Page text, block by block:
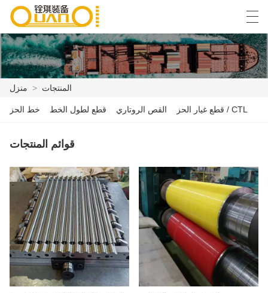
منزل
المنتجات
أخبار
مصنع العرض
الاتصال بنا
معلومات عنا
العربية বাংলা ভাষার English Español
منزل > المنتجات
خط الحز قطع لطول الخط القص الروتاري قطع غيار الحز / CTL
قوائم المنتجات